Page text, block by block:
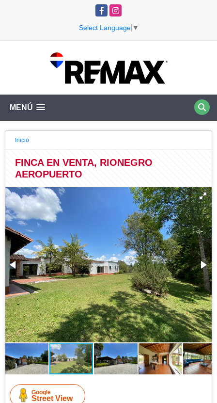
FacebookInstagram
Select Language ▼
MENÚ
Inicio
FINCA EN VENTA, RIONEGRO
AEROPUERTO
Google
Street View